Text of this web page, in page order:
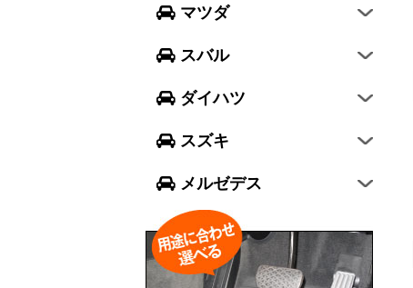
マツダ
ビアンテ
スバル
エクシーガ クロスオーバー7
ダイハツ
タント
トール
スズキ
エヴリィワゴン
スイフト
ジムニー シエラ
メルゼデス
Aクラス
GLCクラス